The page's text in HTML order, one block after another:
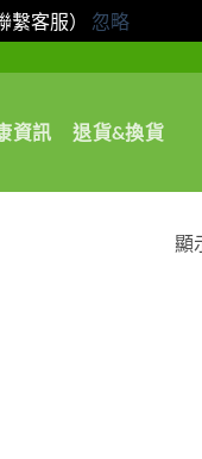
客服） 忽略
資訊 退貨&換貨
顯